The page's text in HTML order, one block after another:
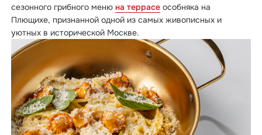
сезонного грибного менюна террасе особняка на
Плющихе, признанной одной из самых живописных и
уютных в исторической Москве.